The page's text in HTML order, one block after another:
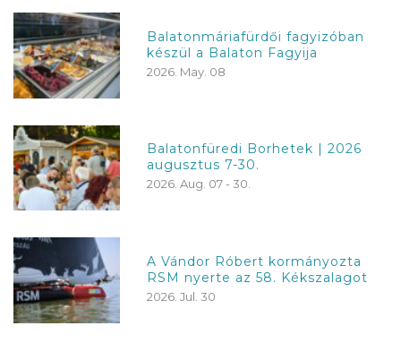
Balatonmáriafürdői fagyizóban
készül a Balaton Fagyija
2026. May. 08
Balatonfüredi Borhetek | 2026
augusztus 7-30.
2026. Aug. 07 - 30.
A Vándor Róbert kormányozta
RSM nyerte az 58. Kékszalagot
2026. Jul. 30